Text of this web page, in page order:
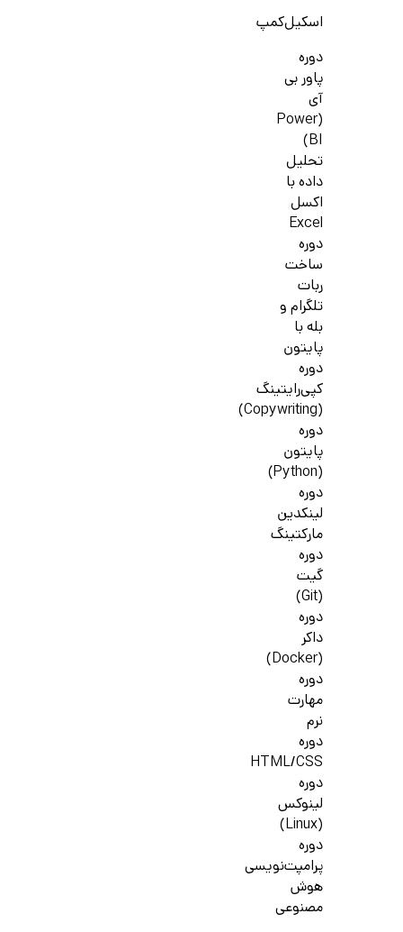
اسکیل‌کمپ
دوره
پاور بی
آی
(Power
BI)
تحلیل
داده با
اکسل
Excel
دوره
ساخت
ربات
تلگرام و
بله با
پایتون
دوره
کپی‌رایتینگ
(Copywriting)
دوره
پایتون
(Python)
دوره
لینکدین
مارکتینگ
دوره
گیت
(Git)
دوره
داکر
(Docker)
دوره
مهارت
نرم
دوره
HTML/CSS
دوره
لینوکس
(Linux)
دوره
پرامپت‌نویسی
هوش
مصنوعی